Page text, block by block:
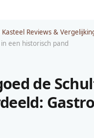
Kasteel Reviews &
een historisch pand
de